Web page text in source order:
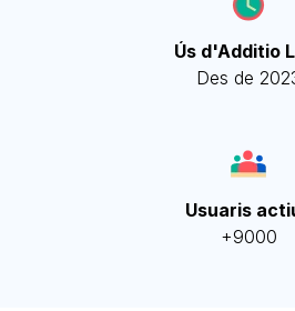
Ús d'Additio
Des de
Usuaris
+9000